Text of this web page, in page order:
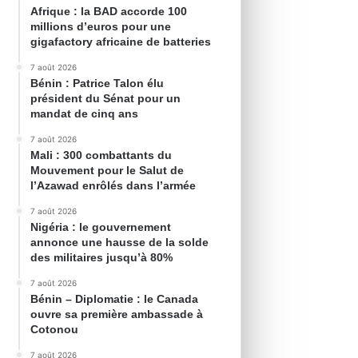
Afrique : la BAD accorde 100
millions d’euros pour une
gigafactory africaine de batteries
7 août 2026
Bénin : Patrice Talon élu
président du Sénat pour un
mandat de cinq ans
7 août 2026
Mali : 300 combattants du
Mouvement pour le Salut de
l’Azawad enrôlés dans l’armée
7 août 2026
Nigéria : le gouvernement
annonce une hausse de la solde
des militaires jusqu’à 80%
7 août 2026
Bénin – Diplomatie : le Canada
ouvre sa première ambassade à
Cotonou
7 août 2026